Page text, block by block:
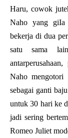
Haru, cowok
Naho yang giIa
bekerja di dua
satu sama
Naho
sebagai ganti
untuk 30 hari ke
jadi sering
Romeo Juliet